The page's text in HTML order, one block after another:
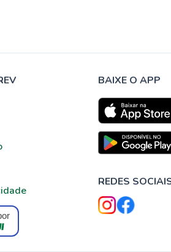
BAIXE O APP
REDES